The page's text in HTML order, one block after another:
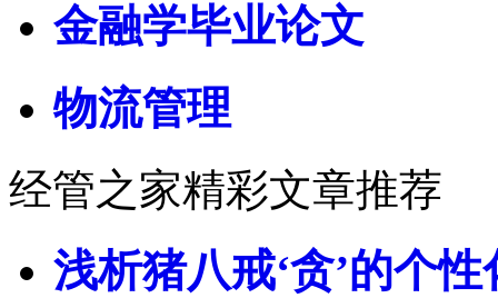
金融学毕业论文
物流管理
经管之家精彩文章推荐
浅析猪八戒‘贪’的个性